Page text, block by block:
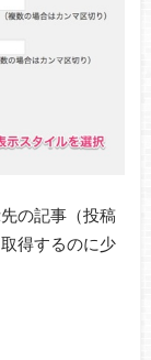
の記事（投稿
得するのに少